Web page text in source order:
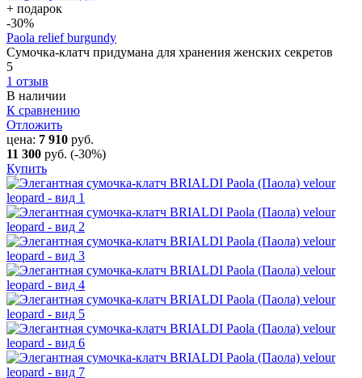
+ подарок
-30%
Paola relief burgundy
Сумочка-клатч придумана для хранения женских секретов
5
1 отзыв
В наличии
К сравнению
Отложить
цена: 7 910 руб.
11 300 руб. (-30%)
Купить